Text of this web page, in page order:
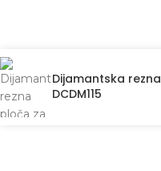
Dijamantska rezna
DCDM115